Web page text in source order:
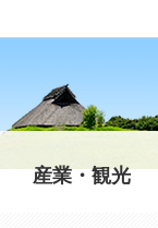
産業・観光